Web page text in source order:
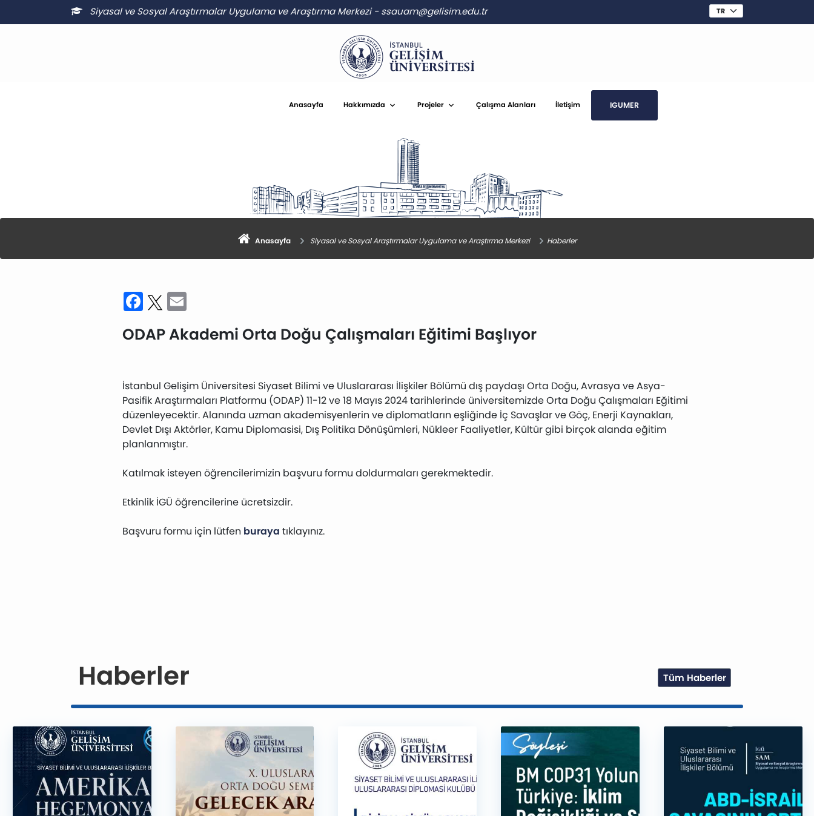
Siyasal ve Sosyal Araştırmalar Uygulama ve Araştırma Merkezi-ssauam@gelisim.edu.tr
Anasayfa Hakkımızda Projeler Çalışma Alanları İletişim IGUMER
Anasayfa Siyasal ve Sosyal Araştırmalar Uygulama ve Araştırma Merkezi Haberler
Facebook
Twitter
ODAP Akademi Orta Doğu Çalışmaları Eğitimi Başlıyor
İstanbul Gelişim Üniversitesi Siyaset Bilimi ve Uluslararası İlişkiler Bölümü dış paydaşı Orta Doğu, Avrasya ve Asya-
Pasifik Araştırmaları Platformu (ODAP) 11-12 ve 18 Mayıs 2024 tarihlerinde üniversitemizde Orta Doğu Çalışmaları Eğitimi
düzenleyecektir. Alanında uzman akademisyenlerin ve diplomatların eşliğinde İç Savaşlar ve Göç, Enerji Kaynakları,
Devlet Dışı Aktörler, Kamu Diplomasisi, Dış Politika Dönüşümleri, Nükleer Faaliyetler, Kültür gibi birçok alanda eğitim
planlanmıştır.
Katılmak isteyen öğrencilerimizin başvuru formu doldurmaları gerekmektedir.
Etkinlik İGÜ öğrencilerine ücretsizdir.
Başvuru formu için lütfen buraya tıklayınız.
Haberler Tüm Haberler